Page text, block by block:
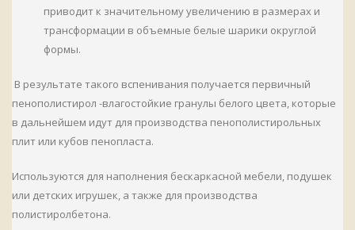
приводит к значительному увеличению в размерах и
трансформации в объемные белые шарики округлой
формы.
В результате такого вспенивания получается первичный
пенополистирол -влагостойкие гранулы белого цвета, которые
в дальнейшем идут для производства пенополистирольных
плит или кубов пенопласта.
Используются для наполнения бескаркасной мебели, подушек
или детских игрушек, а также для производства
полистиролбетона.